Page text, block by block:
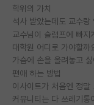
학위의 가치
석사 받았는데도 교수랑
교수님이 슬럼프에 빠지
대학원 어디로 가야할까
가슴에 손을 올려놓고
편애 하는 방법
이사이트가 처음엔 정말
커뮤니티는 다 쓰레기통